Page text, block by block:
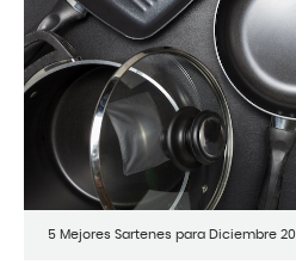
5 Mejores Sartenes para Diciembre